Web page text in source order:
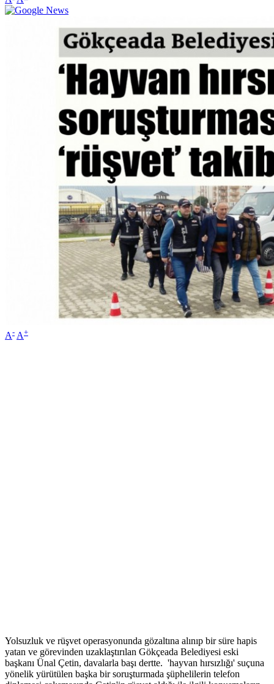
A- A+
Yolsuzluk ve rüşvet operasyonunda gözaltına alınıp bir süre hapis
yatan ve görevinden uzaklaştırılan Gökçeada Belediyesi eski
başkanı Ünal Çetin, davalarla başı dertte. 'hayvan hırsızlığı' suçuna
yönelik yürütülen başka bir soruşturmada şüphelilerin telefon